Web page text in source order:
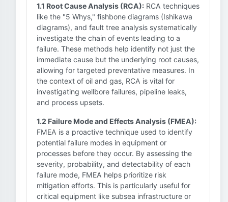
1.1 Root Cause Analysis (RCA): RCA techniques
like the "5 Whys," fishbone diagrams (Ishikawa
diagrams), and fault tree analysis systematically
investigate the chain of events leading to a
failure. These methods help identify not just the
immediate cause but the underlying root causes,
allowing for targeted preventative measures. In
the context of oil and gas, RCA is vital for
investigating wellbore failures, pipeline leaks,
and process upsets.
1.2 Failure Mode and Effects Analysis (FMEA):
FMEA is a proactive technique used to identify
potential failure modes in equipment or
processes before they occur. By assessing the
severity, probability, and detectability of each
failure mode, FMEA helps prioritize risk
mitigation efforts. This is particularly useful for
critical equipment like subsea infrastructure or